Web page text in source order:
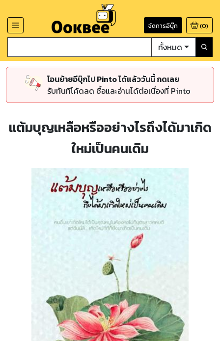
จัดการอีบุ๊ก (0)
ทั้งหมด
โอนย้ายอีบุ๊กไป Pinto ได้แล้ววันนี้ กดเลย
รับทันทีโค้ดลด ซื้อและอ่านได้ต่อเนื่องที่ Pinto
แต้มบุญเหลือหรืออย่างไรถึงได้มาเกิด
ใหม่เป็นคนเดิม